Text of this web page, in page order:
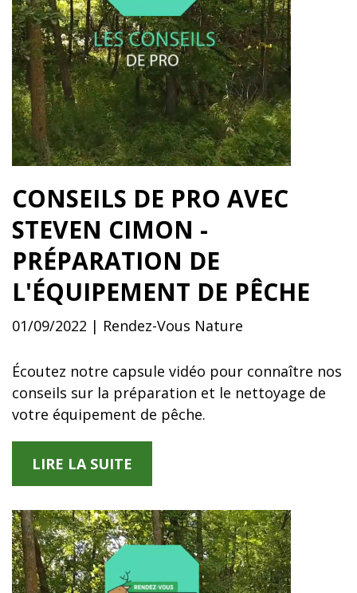
CONSEILS DE PRO AVEC
STEVEN CIMON -
PRÉPARATION DE
L'ÉQUIPEMENT DE PÊCHE
01/09/2022 | Rendez-Vous Nature
Écoutez notre capsule vidéo pour connaître nos
conseils sur la préparation et le nettoyage de
votre équipement de pêche.
LIRE LA SUITE